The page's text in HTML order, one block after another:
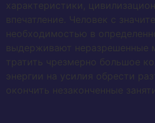
характеристики,
впечатление. Человек с
необходимостью в
выдерживают неразрешенные
тратить чрезмерно большое
энергии на усилия обрести
окончить незаконченные